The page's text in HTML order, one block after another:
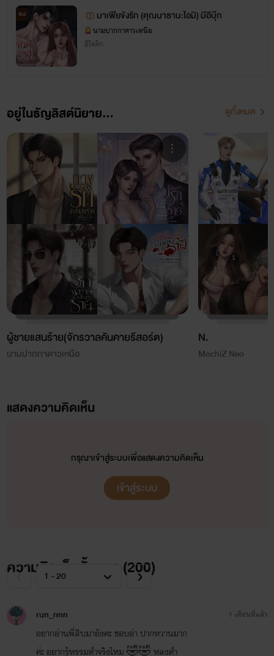
จบ มาเฟียขังรัก (คุณนาธาน:ไอมิ) มีอีบุ๊ก
นามปากกาดาวเหนือ
อีโรติก
อยู่ในธัญลิสต์นิยาย... ดูทั้งหมด
ผู้ชายแสนร้าย(จักรวาลคันคายรีสอร์ต)
นามปากกาดาวเหนือ
N.
MochiZ Neo
แสดงความคิดเห็น
กรุณาเข้าสู่ระบบเพื่อแสดงความคิดเห็น
เข้าสู่ระบบ
ความคิดเห็นทั้งหมด (200)
run_nnn
อยากอ่านพี่สิบมายังคะ ชอบอ่า ปากหวานมาก
ค่ะ อยากรู้หรรมดำจริงไหม 🤣🤣 หลงคำ
1 เดือนที่แล้ว